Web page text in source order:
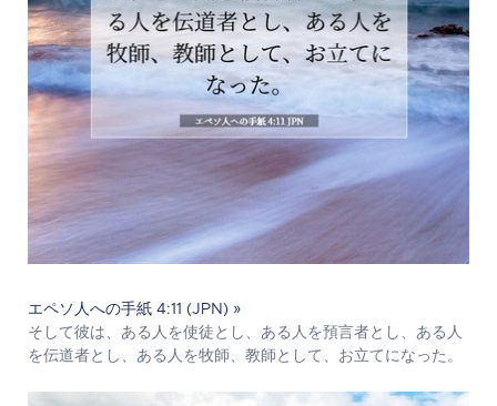
エペソ人への手紙 4:11 (JPN) »
そして彼は、ある人を使徒とし、ある人を預言者とし、ある人
を伝道者とし、ある人を牧師、教師として、お立てになった。